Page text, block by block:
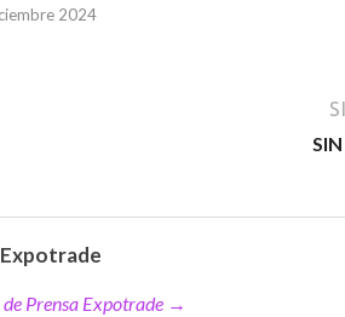
2024
Prensa Expotrade →